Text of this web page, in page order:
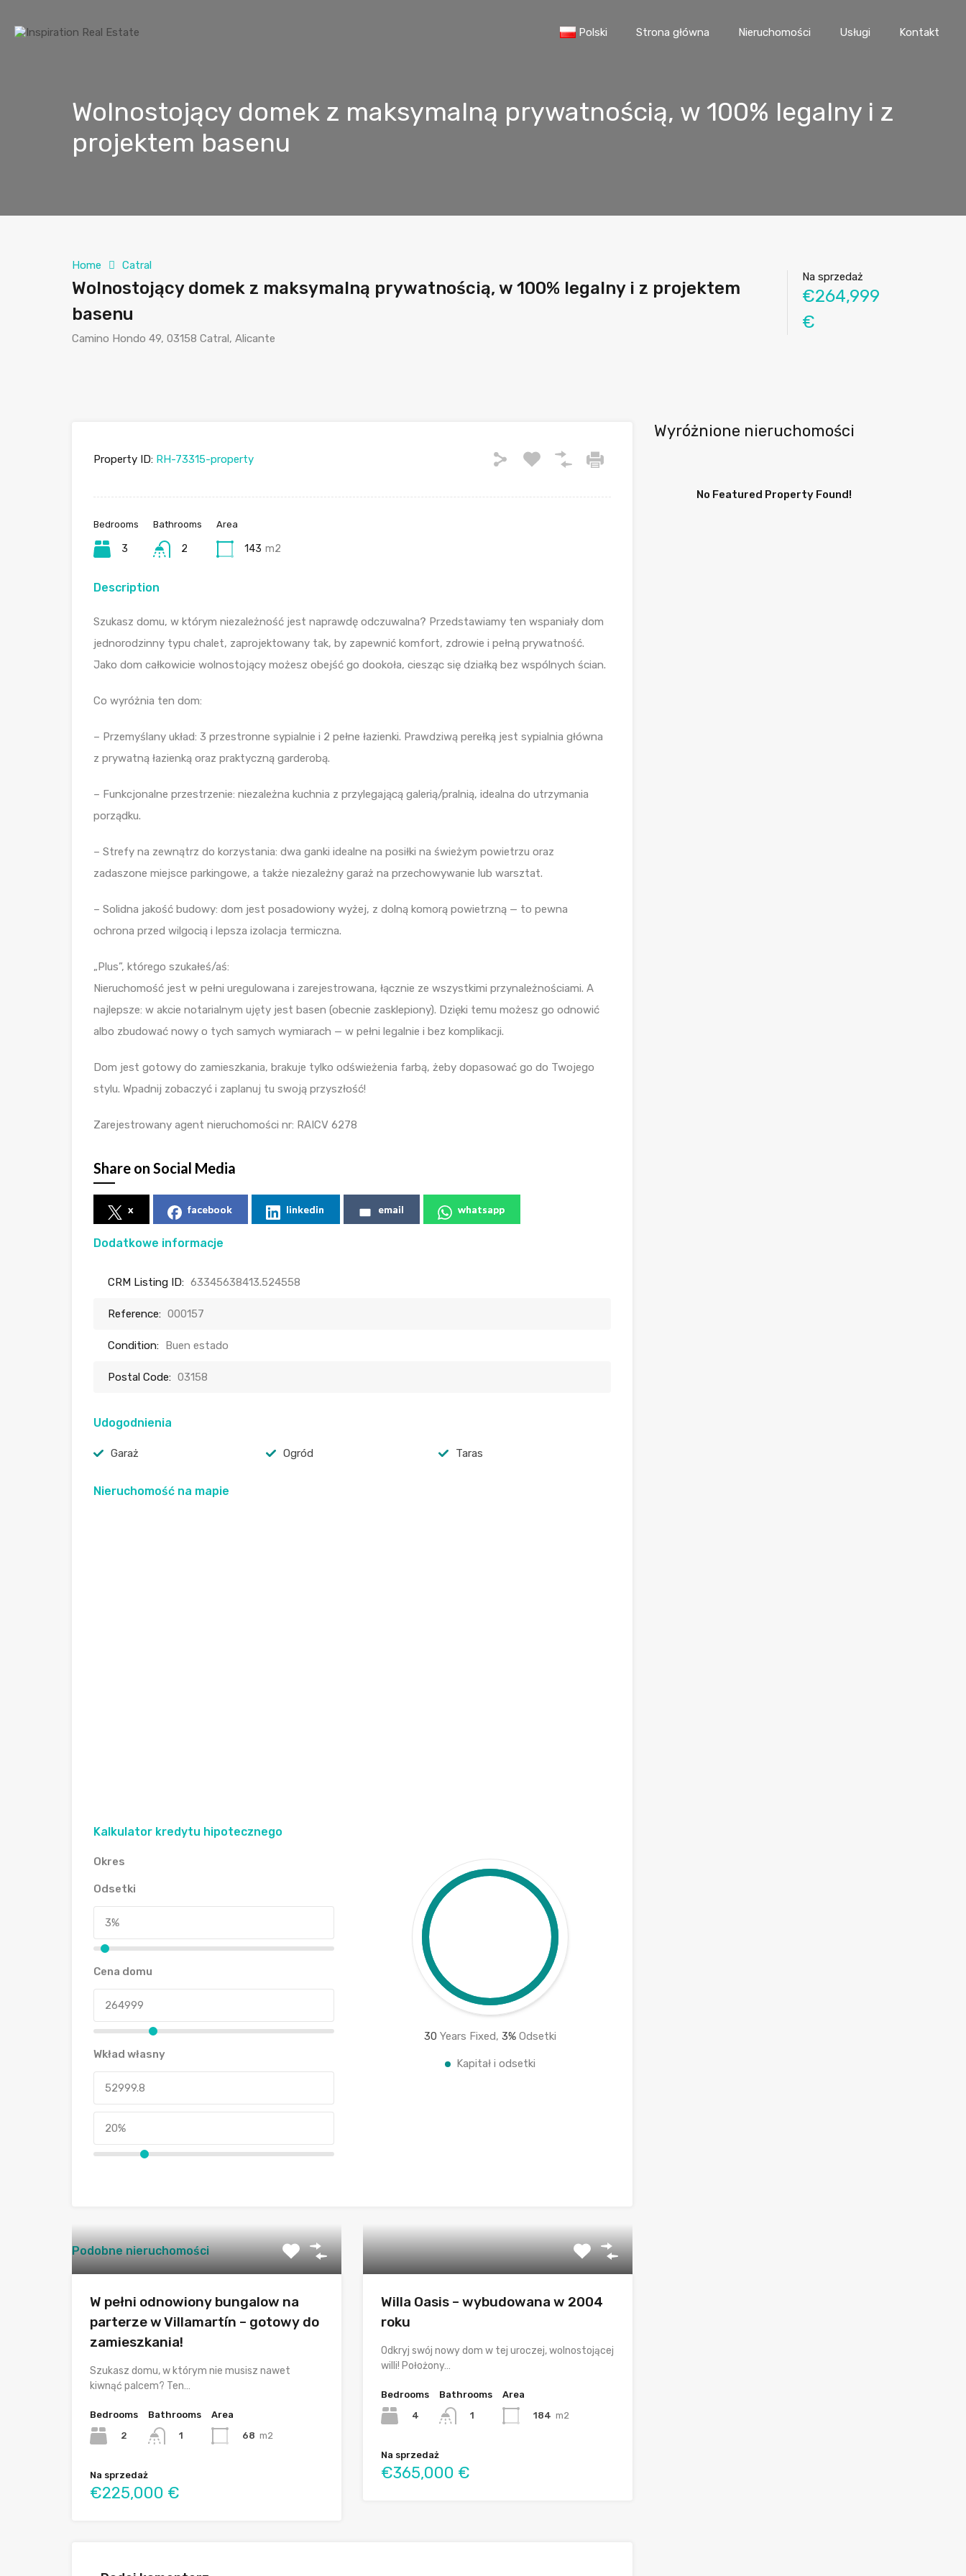
Polski Strona główna Nieruchomości Usługi Kontakt
Wolnostojący domek z maksymalną prywatnością, w 100% legalny i z
projektem basenu
Home Catral
Wolnostojący domek z maksymalną prywatnością, w 100% legalny i z projektem
basenu
Camino Hondo 49, 03158 Catral, Alicante
Na sprzedaż
€264,999
€
Property ID: RH-73315-property
Bedrooms
3
Bathrooms
2
Area
143 m2
Description
Szukasz domu, w którym niezależność jest naprawdę odczuwalna? Przedstawiamy ten wspaniały dom
jednorodzinny typu chalet, zaprojektowany tak, by zapewnić komfort, zdrowie i pełną prywatność.
Jako dom całkowicie wolnostojący możesz obejść go dookoła, ciesząc się działką bez wspólnych ścian.
Co wyróżnia ten dom:
– Przemyślany układ: 3 przestronne sypialnie i 2 pełne łazienki. Prawdziwą perełką jest sypialnia główna
z prywatną łazienką oraz praktyczną garderobą.
– Funkcjonalne przestrzenie: niezależna kuchnia z przylegającą galerią/pralnią, idealna do utrzymania
porządku.
– Strefy na zewnątrz do korzystania: dwa ganki idealne na posiłki na świeżym powietrzu oraz
zadaszone miejsce parkingowe, a także niezależny garaż na przechowywanie lub warsztat.
– Solidna jakość budowy: dom jest posadowiony wyżej, z dolną komorą powietrzną — to pewna
ochrona przed wilgocią i lepsza izolacja termiczna.
„Plus”, którego szukałeś/aś:
Nieruchomość jest w pełni uregulowana i zarejestrowana, łącznie ze wszystkimi przynależnościami. A
najlepsze: w akcie notarialnym ujęty jest basen (obecnie zasklepiony). Dzięki temu możesz go odnowić
albo zbudować nowy o tych samych wymiarach — w pełni legalnie i bez komplikacji.
Dom jest gotowy do zamieszkania, brakuje tylko odświeżenia farbą, żeby dopasować go do Twojego
stylu. Wpadnij zobaczyć i zaplanuj tu swoją przyszłość!
Zarejestrowany agent nieruchomości nr: RAICV 6278
Share on Social Media
x facebook linkedin email whatsapp
Dodatkowe informacje
CRM Listing ID: 63345638413.524558
Reference: 000157
Condition: Buen estado
Postal Code: 03158
Udogodnienia
Garaż Ogród Taras
Nieruchomość na mapie
Kalkulator kredytu hipotecznego
Okres
Odsetki
Cena domu
Wkład własny
30 Years Fixed,3% Odsetki
Kapitał i odsetki
Podobne nieruchomości
W pełni odnowiony bungalow na
parterze w Villamartín – gotowy do
zamieszkania!
Szukasz domu, w którym nie musisz nawet
kiwnąć palcem? Ten…
Bedrooms
2
Bathrooms
1
Area
68 m2
Na sprzedaż
€225,000 €
Willa Oasis – wybudowana w 2004
roku
Odkryj swój nowy dom w tej uroczej, wolnostojącej
willi! Położony…
Bedrooms
4
Bathrooms
1
Area
184 m2
Na sprzedaż
€365,000 €
Wyróżnione nieruchomości
No Featured Property Found!